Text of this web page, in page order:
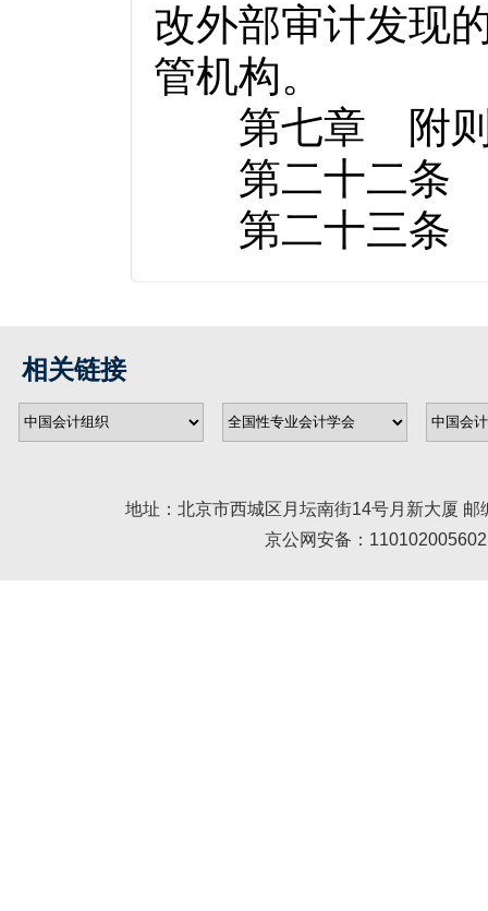
改外部审计发现
管机构。
第七章 附
第二十二条
第二十三条
相关链接
地址：北京市西城区月坛南街14号月新大厦
京公网安备：